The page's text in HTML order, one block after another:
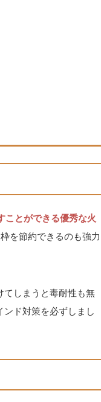
ことができる優秀な火
を節約できるのも強力
てしまうと毒耐性も無
ド対策を必ずしまし